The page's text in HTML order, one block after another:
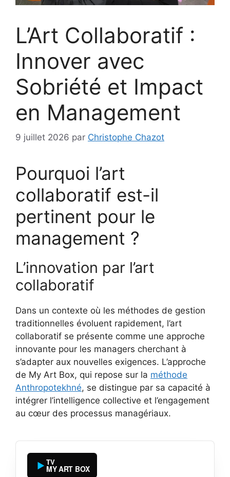
L’Art Collaboratif :
Innover avec
Sobriété et Impact
en Management
9 juillet 2026 par Christophe Chazot
Pourquoi l’art
collaboratif est-il
pertinent pour le
management ?
L’innovation par l’art
collaboratif
Dans un contexte où les méthodes de gestion
traditionnelles évoluent rapidement, l’art
collaboratif se présente comme une approche
innovante pour les managers cherchant à
s’adapter aux nouvelles exigences. L’approche
de My Art Box, qui repose sur la méthode
Anthropotekhné, se distingue par sa capacité à
intégrer l’intelligence collective et l’engagement
au cœur des processus managériaux.
TV
MY ART BOX